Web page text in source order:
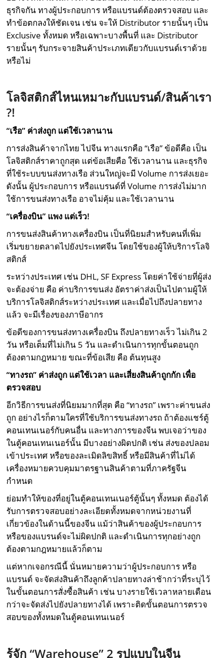
ธุรกิจกัน ทางผู้ประกอบการ หรือแบรนด์ต้องตรวจสอบ และ
ทำข้อตกลงให้ชัดเจน เช่น จะให้ Distributor รายนั้นๆ เป็น
Exclusive ทั้งหมด หรือเฉพาะบางพื้นที่ และ Distributor
รายนั้นๆ รับกระจายสินค้าประเภทเดียวกับแบรนด์เราด้วย
หรือไม่
โลจิสติกส์ไหนเหมาะกับแบรนด์/สินค้าเรา
?!
“เรือ” ค่าส่งถูก แต่ใช้เวลานาน
การส่งสินค้าจากไทย ไปจีน ทางแรกคือ “เรือ” ข้อดีคือ เป็น
โลจิสติกส์ราคาถูกสุด แต่ข้อเสียคือ ใช้เวลานาน และธุรกิจ
ที่ใช้ระบบขนส่งทางเรือ ส่วนใหญ่จะมี Volume การส่งเยอะ
ดังนั้น ผู้ประกอบการ หรือแบรนด์ที่ Volume การส่งไม่มาก
ใช้การขนส่งทางเรือ อาจไม่คุ้ม และใช้เวลานาน
“เครื่องบิน” แพง แต่เร็ว!
การขนส่งสินค้าทางเครื่องบิน เป็นที่นิยมสำหรับคนที่เพิ่ม
เริ่มขยายตลาดไปยังประเทศจีน โดยใช้ของผู้ให้บริการโลจิ
สติกส์
ระหว่างประเทศ เช่น DHL, SF Express โดยค่าใช้จ่ายที่ผู้ส่ง
จะต้องจ่าย คือ ค่าบริการขนส่ง อัตราค่าส่งเป็นไปตามผู้ให้
บริการโลจิสติกส์ระหว่างประเทศ และเมื่อไปถึงปลายทาง
แล้ว จะมีเรื่องของภาษีอากร
ข้อดีของการขนส่งทางเครื่องบิน ถึงปลายทางเร็ว ไม่เกิน 2
วัน หรือเต็มที่ไม่เกิน 5 วัน และดำเนินการทุกขั้นตอนถูก
ต้องตามกฎหมาย ขณะที่ข้อเสีย คือ ต้นทุนสูง
“ทางรถ” ค่าส่งถูก แต่ใช้เวลา และเสี่ยงสินค้าถูกกัก เพื่อ
ตรวจสอบ
อีกวิธีการขนส่งที่นิยมมากที่สุด คือ “ทางรถ” เพราะค่าขนส่ง
ถูก อย่างไรก็ตามใครที่ใช้บริการขนส่งทางรถ ถ้าต้องแชร์ตู้
คอนเทนเนอร์กับคนอื่น และทางการของจีน พบเจอว่าของ
ในตู้คอนเทนเนอร์นั้น มีบางอย่างผิดปกติ เช่น ส่งของปลอม
เข้าประเทศ หรือของละเมิดลิขสิทธิ์ หรือมีสินค้าที่ไม่ได้
เครื่องหมายควบคุมมาตรฐานสินค้าตามที่ภาครัฐจีน
กำหนด
ย่อมทำให้ของที่อยู่ในตู้คอนเทนเนอร์ตู้นั้นๆ ทั้งหมด ต้องได้
รับการตรวจสอบอย่างละเอียดทั้งหมดจากหน่วยงานที่
เกี่ยวข้องในด้านนี้ของจีน แม้ว่าสินค้าของผู้ประกอบการ
หรือของแบรนด์จะไม่ผิดปกติ และดำเนินการทุกอย่างถูก
ต้องตามกฎหมายแล้วก็ตาม
แต่หากเจอกรณีนี้ นั่นหมายความว่าผู้ประกอบการ หรือ
แบรนด์ จะจัดส่งสินค้าถึงลูกค้าปลายทางล่าช้ากว่าที่ระบุไว้
ในขั้นตอนการสั่งซื้อสินค้า เช่น บางรายใช้เวลาหลายเดือน
กว่าจะจัดส่งไปยังปลายทางได้ เพราะติดขั้นตอนการตรวจ
สอบของทั้งหมดในตู้คอนเทนเนอร์
รู้จัก “Warehouse” 2 รูปแบบในจีน